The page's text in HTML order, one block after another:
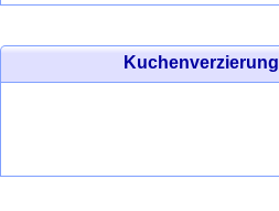
Kuchenverzierung